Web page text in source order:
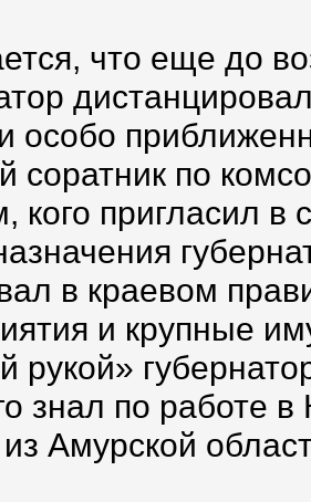
что еще до
особо
соратник по
кого пригласил
в краевом
и крупные
рукой»
знал по работе
Амурской